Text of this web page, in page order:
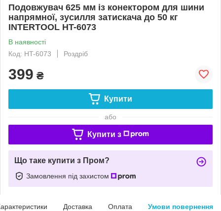
Подовжувач 625 мм із конектором для шини
напрямної, зусилля затискача до 50 кг
INTERTOOL HT-6073
В наявності
Код: HT-6073
Роздріб
399 ₴
Купити
або
Купити з
Що таке купити з Пром?
Замовлення під захистом
Доставка Оплата Умови повернення